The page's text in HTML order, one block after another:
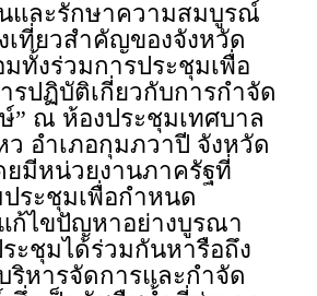
และรักษาความสมบูรณ์
เที่ยวสำคัญของจังหวัด
ทั้งร่วมการประชุมเพื่อ
รปฏิบัติเกี่ยวกับการกำจัด
” ณ ห้องประชุมเทศบาล
ว อำเภอกุมภวาปี จังหวัด
มีหน่วยงานภาครัฐที่
ประชุมเพื่อกำหนด
ก้ไขปัญหาอย่างบูรณา
ะชุมได้ร่วมกันหารือถึง
ริหารจัดการและกำจัด